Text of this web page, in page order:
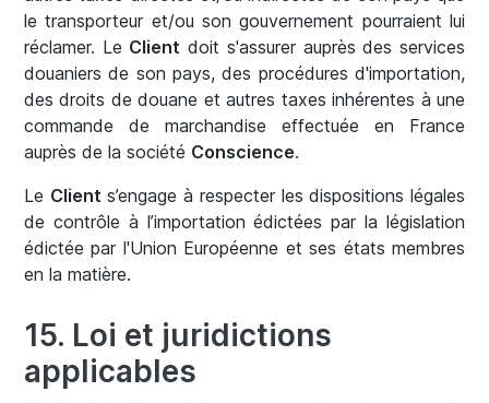
le transporteur et/ou son gouvernement pourraient lui
réclamer. Le Client doit s'assurer auprès des services
douaniers de son pays, des procédures d'importation,
des droits de douane et autres taxes inhérentes à une
commande de marchandise effectuée en France
auprès de la société Conscience.
Le Client s’engage à respecter les dispositions légales
de contrôle à l’importation édictées par la législation
édictée par l'Union Européenne et ses états membres
en la matière.
15. Loi et juridictions
applicables